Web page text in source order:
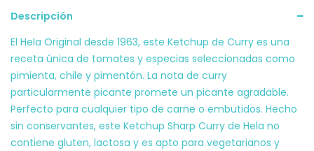
Descripción
El Hela Original desde 1963, este Ketchup de Curry es una
receta única de tomates y especias seleccionadas como
pimienta, chile y pimentón. La nota de curry
particularmente picante promete un picante agradable.
Perfecto para cualquier tipo de carne o embutidos. Hecho
sin conservantes, este Ketchup Sharp Curry de Hela no
contiene gluten, lactosa y es apto para vegetarianos y